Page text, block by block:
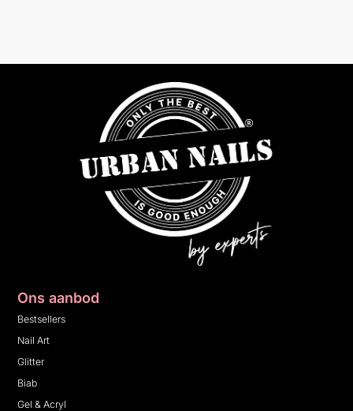
Ons aanbod
Bestsellers
Nail Art
Glitter
Biab
Gel & Acryl